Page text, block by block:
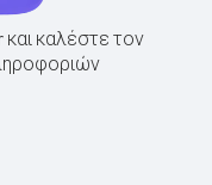
καλέστε τον